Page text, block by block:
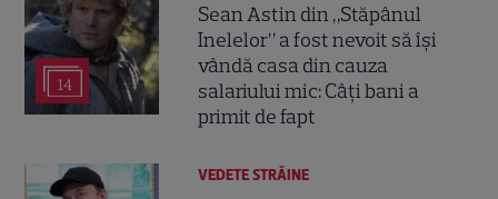
14
Sean Astin din „Stăpânul
Inelelor” a fost nevoit să își
vândă casa din cauza
salariului mic: Câți bani a
primit de fapt
VEDETE STRĂINE